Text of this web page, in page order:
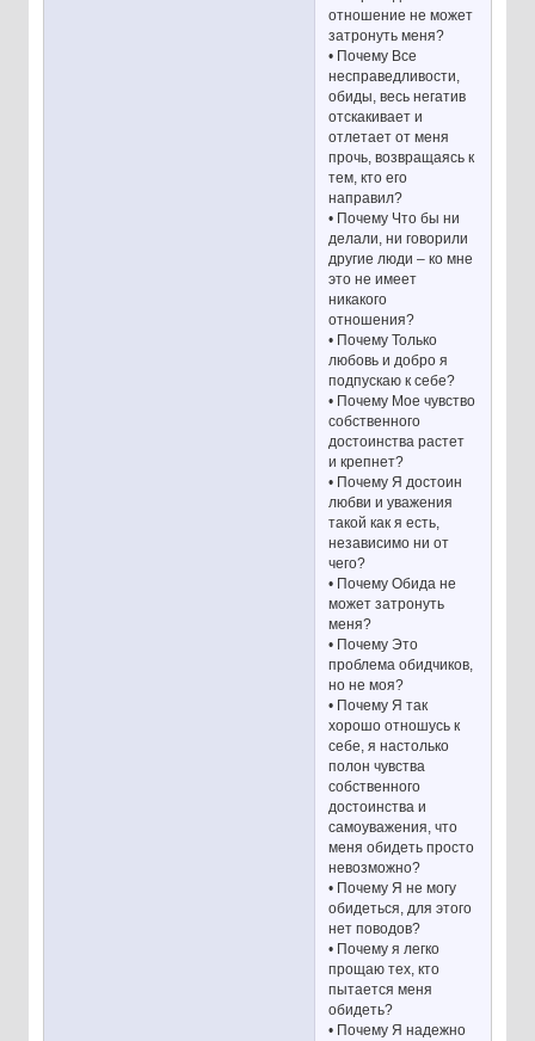
отношение не может
затронуть меня?
• Почему Все
несправедливости,
обиды, весь негатив
отскакивает и
отлетает от меня
прочь, возвращаясь к
тем, кто его
направил?
• Почему Что бы ни
делали, ни говорили
другие люди – ко мне
это не имеет
никакого
отношения?
• Почему Только
любовь и добро я
подпускаю к себе?
• Почему Мое чувство
собственного
достоинства растет
и крепнет?
• Почему Я достоин
любви и уважения
такой как я есть,
независимо ни от
чего?
• Почему Обида не
может затронуть
меня?
• Почему Это
проблема обидчиков,
но не моя?
• Почему Я так
хорошо отношусь к
себе, я настолько
полон чувства
собственного
достоинства и
самоуважения, что
меня обидеть просто
невозможно?
• Почему Я не могу
обидеться, для этого
нет поводов?
• Почему я легко
прощаю тех, кто
пытается меня
обидеть?
• Почему Я надежно